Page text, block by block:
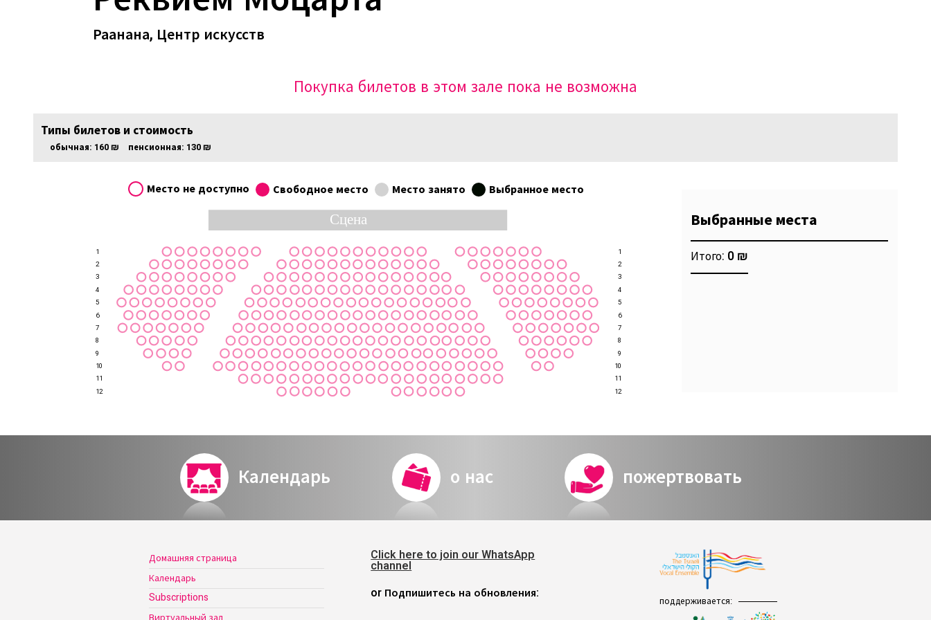
Раанана, Центр искусств
Покупка билетов в этом зале пока не возможна
Типы билетов и стоимость
обычная: 160 ₪ пенсионная: 130 ₪
Место не доступно Свободное место Место занято Выбранное место
1
2
3
4
5
6
7
8
9
10
11
12
1
2
3
4
5
6
7
8
9
10
11
12
Сцена Выбранные места
Итого: 0 ₪
Календарь о нас пожертвовать
Домашняя страница
Календарь
Subscriptions
Click here to join our WhatsApp
channel
or Подпишитесь на обновления:
поддерживается: